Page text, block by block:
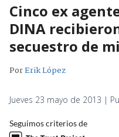
Cinco ex
DINA
secuestro de
PorErik López
Jueves 23 mayo de 2013 |
Seguimos criterios de